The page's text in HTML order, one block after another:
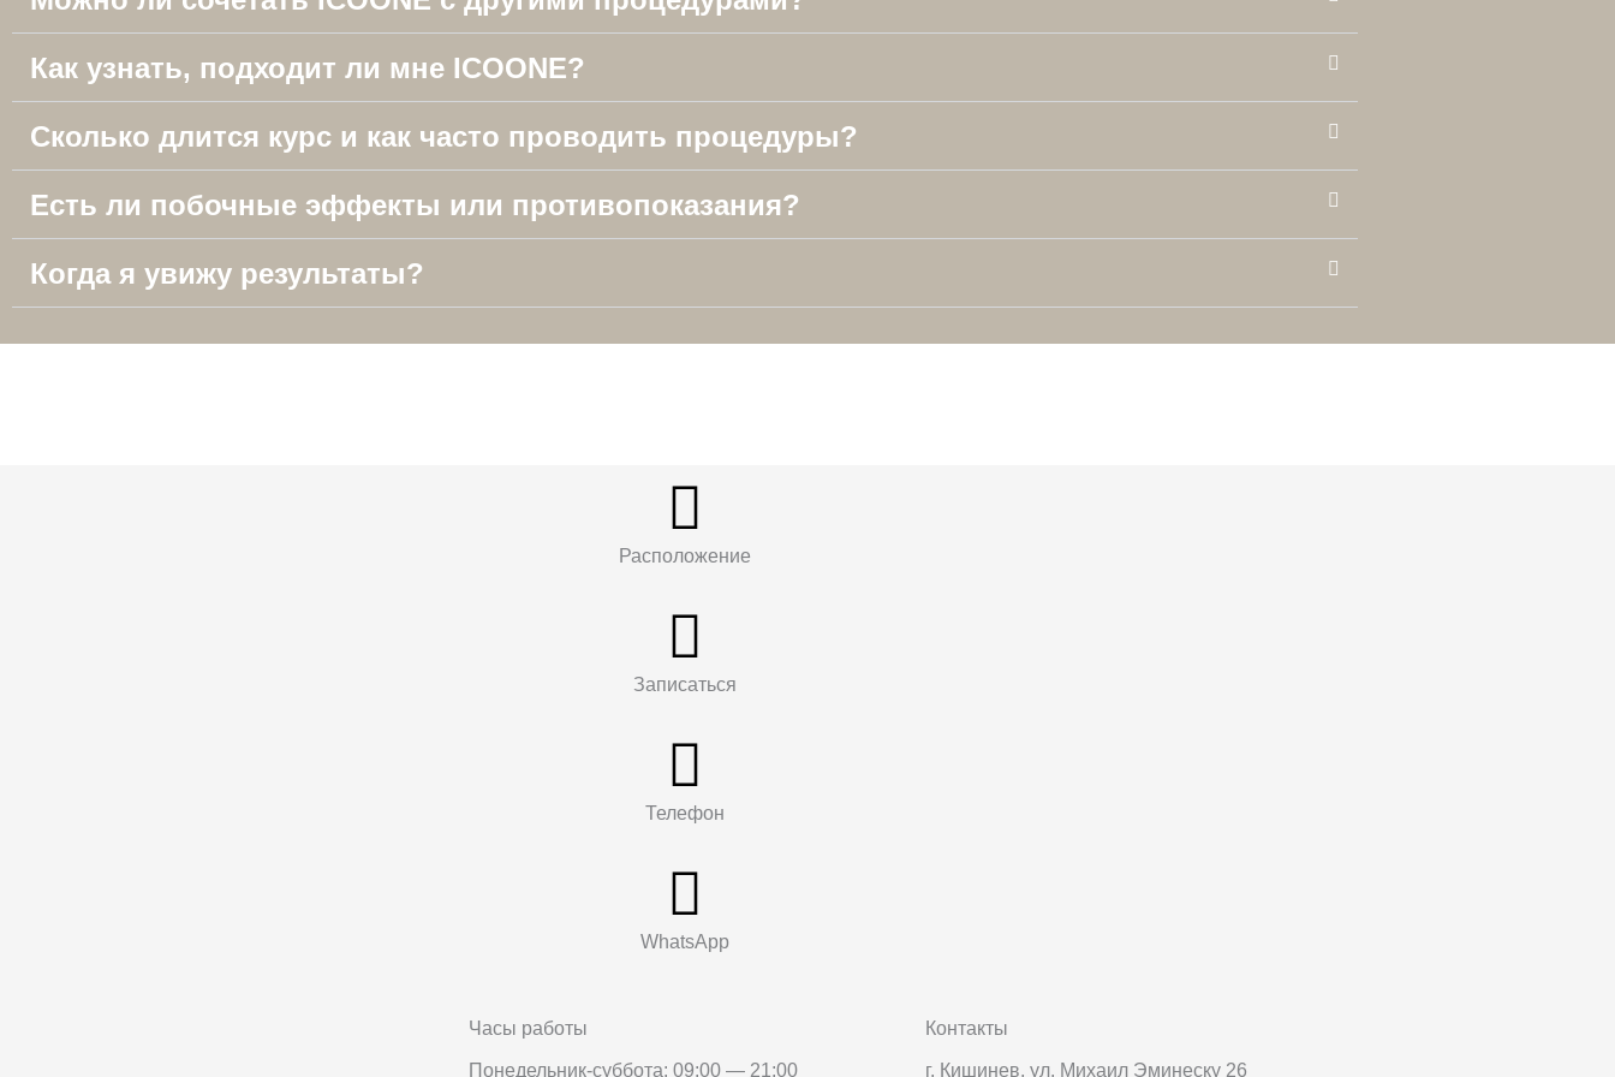
Как узнать, подходит ли мне ICOONE?
Сколько длится курс и как часто проводить процедуры?
Есть ли побочные эффекты или противопоказания?
Когда я увижу результаты?
Расположение
Записаться
Телефон
WhatsApp
Часы работы
Понедельник-суббота: 09:00 — 21:00
Контакты
г. Кишинев, ул. Михаил Эминеску 26